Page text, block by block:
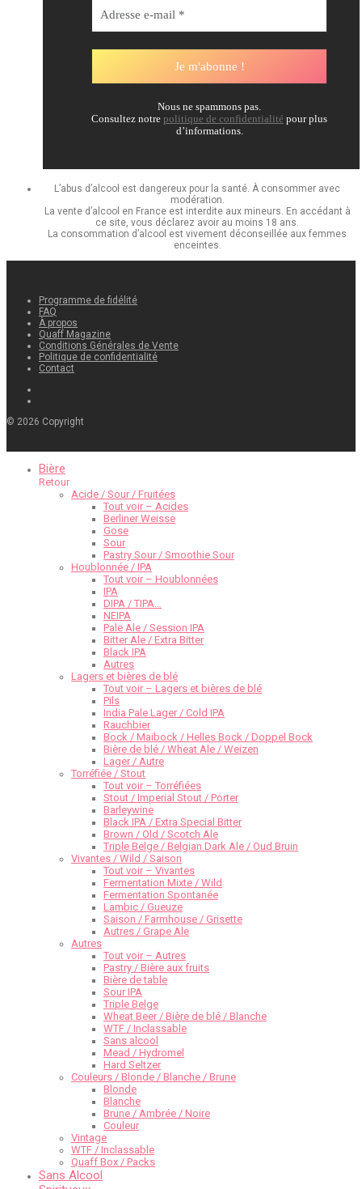
Nous ne spammons pas.
Consultez notre politique de confidentialité pour plus
d’informations.
L’abus d’alcool est dangereux pour la santé. À consommer avec
modération.
La vente d’alcool en France est interdite aux mineurs. En accédant à
ce site, vous déclarez avoir au moins 18 ans.
La consommation d’alcool est vivement déconseillée aux femmes
enceintes.
Programme de fidélité
FAQ
À propos
Quaff Magazine
Conditions Générales de Vente
Politique de confidentialité
Contact
© 2026 Copyright
Bière
Retour
Acide / Sour / Fruitées
Tout voir – Acides
Berliner Weisse
Gose
Sour
Pastry Sour / Smoothie Sour
Houblonnée / IPA
Tout voir – Houblonnées
IPA
DIPA / TIPA…
NEIPA
Pale Ale / Session IPA
Bitter Ale / Extra Bitter
Black IPA
Autres
Lagers et bières de blé
Tout voir – Lagers et bières de blé
Pils
India Pale Lager / Cold IPA
Rauchbier
Bock / Maibock / Helles Bock / Doppel Bock
Bière de blé / Wheat Ale / Weizen
Lager / Autre
Torréfiée / Stout
Tout voir – Torréfiées
Stout / Imperial Stout / Porter
Barleywine
Black IPA / Extra Special Bitter
Brown / Old / Scotch Ale
Triple Belge / Belgian Dark Ale / Oud Bruin
Vivantes / Wild / Saison
Tout voir – Vivantes
Fermentation Mixte / Wild
Fermentation Spontanée
Lambic / Gueuze
Saison / Farmhouse / Grisette
Autres / Grape Ale
Autres
Tout voir – Autres
Pastry / Bière aux fruits
Bière de table
Sour IPA
Triple Belge
Wheat Beer / Bière de blé / Blanche
WTF / Inclassable
Sans alcool
Mead / Hydromel
Hard Seltzer
Couleurs / Blonde / Blanche / Brune
Blonde
Blanche
Brune / Ambrée / Noire
Couleur
Vintage
WTF / Inclassable
Quaff Box / Packs
Sans Alcool